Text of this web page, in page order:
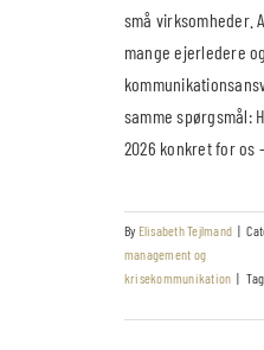
små virksomheder.
mange ejerledere og
samme spørgsmål:
2026 konkret for os
By Elisabeth Tejlmand |
management og
krisekommunikation |